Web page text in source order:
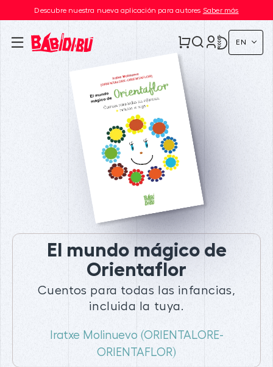
Descubre nuestra nueva aplicación para autores Saber más
EN
El mundo mágico de
Orientaflor
Cuentos para todas las infancias,
incluida la tuya.
Iratxe Molinuevo (ORIENTALORE-
ORIENTAFLOR)